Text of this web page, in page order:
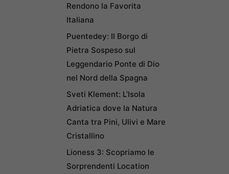
Rendono la Favorita
Italiana
Puentedey: Il Borgo di
Pietra Sospeso sul
Leggendario Ponte di Dio
nel Nord della Spagna
Sveti Klement: L’Isola
Adriatica dove la Natura
Canta tra Pini, Ulivi e Mare
Cristallino
Lioness 3: Scopriamo le
Sorprendenti Location